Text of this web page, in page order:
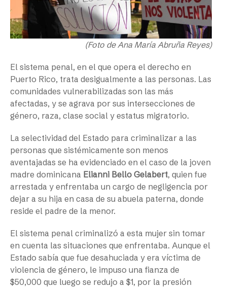
(Foto de Ana María Abruña Reyes)
El sistema penal, en el que opera el derecho en
Puerto Rico, trata desigualmente a las personas. Las
comunidades vulnerabilizadas son las más
afectadas, y se agrava por sus intersecciones de
género, raza, clase social y estatus migratorio.
La selectividad del Estado para criminalizar a las
personas que sistémicamente son menos
aventajadas se ha evidenciado en el caso de la joven
madre dominicana Elianni Bello Gelabert, quien fue
arrestada y enfrentaba un cargo de negligencia por
dejar a su hija en casa de su abuela paterna, donde
reside el padre de la menor.
El sistema penal criminalizó a esta mujer sin tomar
en cuenta las situaciones que enfrentaba. Aunque el
Estado sabía que fue desahuciada y era víctima de
violencia de género, le impuso una fianza de
$50,000 que luego se redujo a $1, por la presión